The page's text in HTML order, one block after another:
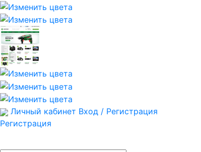
Личный кабинет Вход / Регистрация
Регистрация